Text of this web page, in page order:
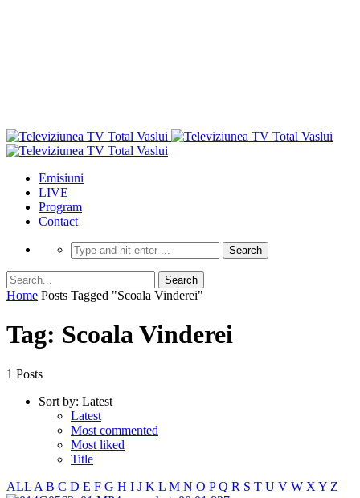
Emisiuni
LIVE
Program
Contact
Home Posts Tagged "Scoala Vinderei"
Tag: Scoala Vinderei
1 Posts
Sort by: Latest
Latest
Most commented
Most liked
Title
ALL A B C D E F G H I J K L M N O P Q R S T U V W X Y Z